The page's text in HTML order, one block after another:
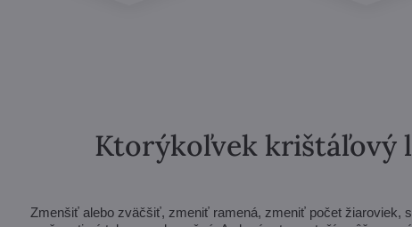
Ktorýkoľvek krištáľový
Zmenšiť alebo zväčšiť, zmeniť ramená, zmeniť počet žiaroviek,